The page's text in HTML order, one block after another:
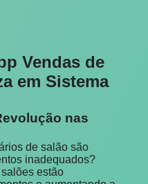
Vendas de
em Sistema
nas
de salão são
inadequados?
estão